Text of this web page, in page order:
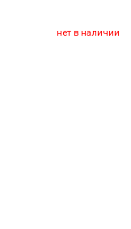
нет в наличии